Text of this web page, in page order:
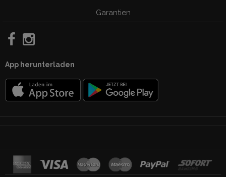
Garantien
App herunterladen